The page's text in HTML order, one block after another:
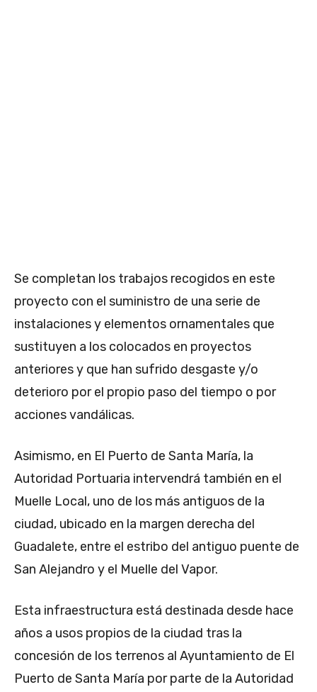
Se completan los trabajos recogidos en este
proyecto con el suministro de una serie de
instalaciones y elementos ornamentales que
sustituyen a los colocados en proyectos
anteriores y que han sufrido desgaste y/o
deterioro por el propio paso del tiempo o por
acciones vandálicas.
Asimismo, en El Puerto de Santa María, la
Autoridad Portuaria intervendrá también en el
Muelle Local, uno de los más antiguos de la
ciudad, ubicado en la margen derecha del
Guadalete, entre el estribo del antiguo puente de
San Alejandro y el Muelle del Vapor.
Esta infraestructura está destinada desde hace
años a usos propios de la ciudad tras la
concesión de los terrenos al Ayuntamiento de El
Puerto de Santa María por parte de la Autoridad